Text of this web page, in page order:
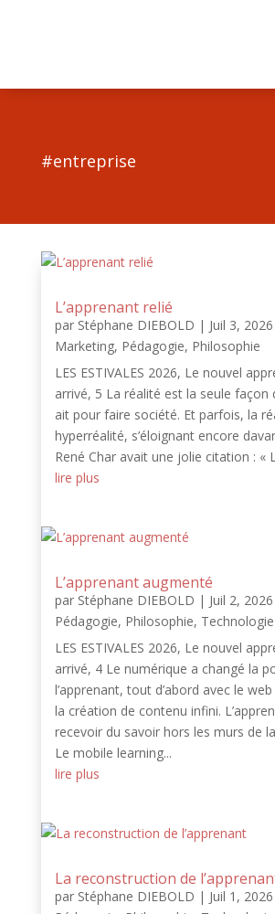
#entreprise
L’apprenant relié
par Stéphane DIEBOLD | Juil 3, 2026
Marketing, Pédagogie, Philosophie
LES ESTIVALES 2026, Le nouvel
arrivé, 5 La réalité est la seule façon
ait pour faire société. Et parfois, la
hyperréalité, s’éloignant encore
René Char avait une jolie citation : «
lire plus
L’apprenant augmenté
par Stéphane DIEBOLD | Juil 2, 2026
Pédagogie, Philosophie, Technologie
LES ESTIVALES 2026, Le nouvel
arrivé, 4 Le numérique a changé la
l’apprenant, tout d’abord avec le
la création de contenu infini.
recevoir du savoir hors les murs de
Le mobile learning...
lire plus
La reconstruction de
par Stéphane DIEBOLD | Juil 1, 2026